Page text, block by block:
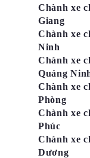
Chành xe
Giang
Chành xe
Ninh
Chành xe
Quảng
Chành xe
Phòng
Chành xe
Phúc
Chành xe
Dương